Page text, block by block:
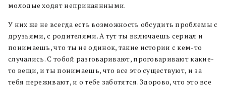
молодые ходят неприкаянными.
У них же не всегда есть возможность обсудить проблемы с
друзьями, с родителями. А тут ты включаешь сериал и
понимаешь, что ты не одинок, такие истории с кем-то
случались. С тобой разговаривают, проговаривают какие-
то вещи, и ты понимаешь, что все это существуют, и за
тебя переживают, и о тебе заботятся. Здорово, что это все